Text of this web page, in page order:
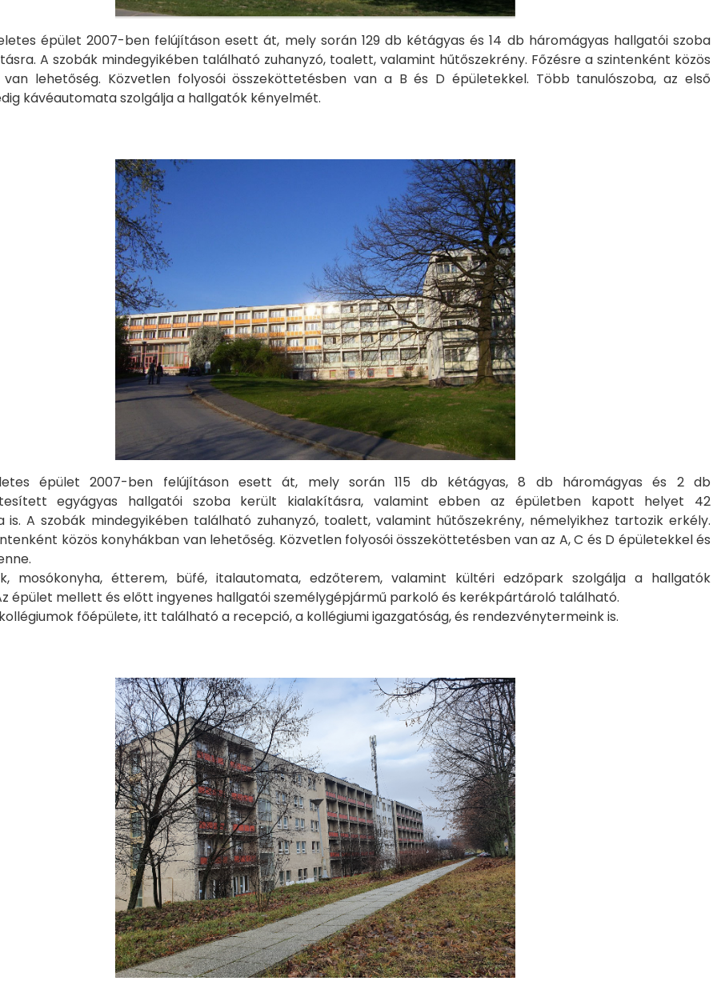
épület 2007-ben felújításon esett át, mely során 129 db kétágyas és 14 db háromágyas hallgatói szoba
A szobák mindegyikében található zuhanyzó, toalett, valamint hűtőszekrény. Főzésre a szintenként közös
van lehetőség. Közvetlen folyosói összeköttetésben van a B és D épületekkel. Több tanulószoba, az első
kávéautomata szolgálja a hallgatók kényelmét.
épület 2007-ben felújításon esett át, mely során 115 db kétágyas, 8 db háromágyas és 2 db
egyágyas hallgatói szoba került kialakításra, valamint ebben az épületben kapott helyet 42
is. A szobák mindegyikében található zuhanyzó, toalett, valamint hűtőszekrény, némelyikhez tartozik erkély.
közös konyhákban van lehetőség. Közvetlen folyosói összeköttetésben van az A, C és D épületekkel és
mosókonyha, étterem, büfé, italautomata, edzőterem, valamint kültéri edzőpark szolgálja a hallgatók
épület mellett és előtt ingyenes hallgatói személygépjármű parkoló és kerékpártároló található.
főépülete, itt található a recepció, a kollégiumi igazgatóság, és rendezvénytermeink is.